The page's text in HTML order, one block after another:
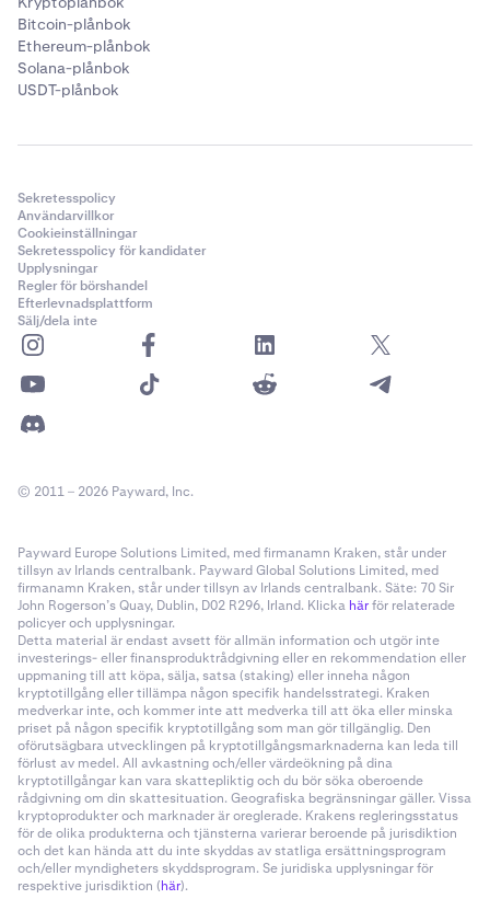
PF_C98USD
Coin98
PF_CAKEUSD
CAKE
PancakeSwap
CAT
Simons Cat
PF_CELOUSD
CELO
Celo
PF_CELRUSD
CELR
Bitcoin-plånbok
Ethereum-plånbok
Solana-plånbok
USDT-plånbok
Sekretesspolicy
Användarvillkor
Cookieinställningar
Sekretesspolicy för kandidater
Upplysningar
Regler för börshandel
Efterlevnadsplattform
Sälj/dela inte
© 2011 – 2026 Payward, Inc.
Payward Europe Solutions Limited, med firmanamn Kraken, står under
tillsyn av Irlands centralbank. Payward Global Solutions Limited, med
firmanamn Kraken, står under tillsyn av Irlands centralbank. Säte: 70 Sir
John Rogerson’s Quay, Dublin, D02 R296, Irland. Klicka härför relaterade
policyer och upplysningar.
Detta material är endast avsett för allmän information och utgör inte
investerings- eller finansproduktrådgivning eller en rekommendation eller
uppmaning till att köpa, sälja, satsa (staking) eller inneha någon
kryptotillgång eller tillämpa någon specifik handelsstrategi. Kraken
medverkar inte, och kommer inte att medverka till att öka eller minska
priset på någon specifik kryptotillgång som man gör tillgänglig. Den
oförutsägbara utvecklingen på kryptotillgångsmarknaderna kan leda till
förlust av medel. All avkastning och/eller värdeökning på dina
kryptotillgångar kan vara skattepliktig och du bör söka oberoende
rådgivning om din skattesituation. Geografiska begränsningar gäller. Vissa
kryptoprodukter och marknader är oreglerade. Krakens regleringsstatus
för de olika produkterna och tjänsterna varierar beroende på jurisdiktion
och det kan hända att du inte skyddas av statliga ersättningsprogram
och/eller myndigheters skyddsprogram. Se juridiska upplysningar för
respektive jurisdiktion (här).